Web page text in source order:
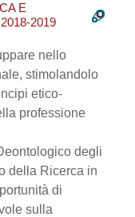
E
2019
nello
stimolandolo
etico-
professione
degli
della Ricerca in
di
sulla